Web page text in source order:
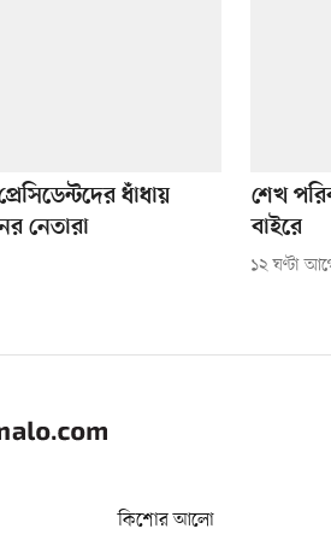
ধাঁধায়
নেতারা
শেখ
বাইরে
১২ ঘণ্টা
কিশোর আলো